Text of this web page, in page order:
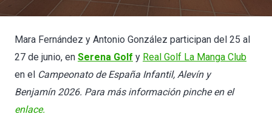
Mara Fernández y Antonio González participan del 25 al
27 de junio, en Serena Golf y Real Golf La Manga Club
en el Campeonato de España Infantil, Alevín y
Benjamín 2026. Para más información pinche en el
enlace.